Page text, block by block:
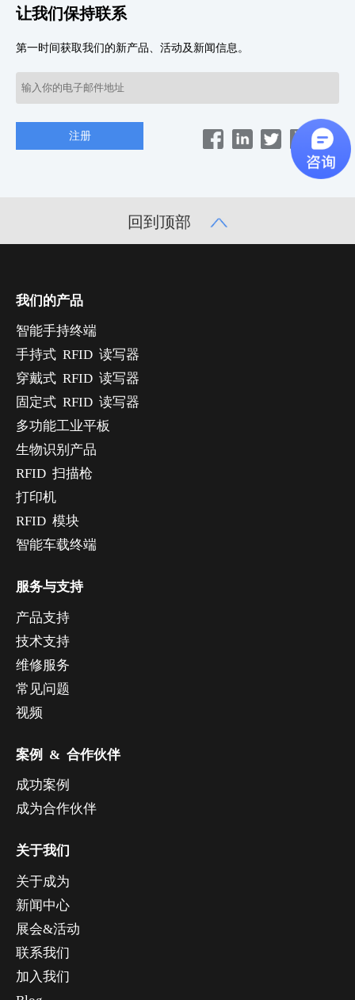
让我们保持联系
第一时间获取我们的新产品、活动及新闻信息。
回到顶部
我们的产品
智能手持终端
手持式 RFID 读写器
穿戴式 RFID 读写器
固定式 RFID 读写器
多功能工业平板
生物识别产品
RFID 扫描枪
打印机
RFID 模块
智能车载终端
服务与支持
产品支持
技术支持
维修服务
常见问题
视频
案例 & 合作伙伴
成功案例
成为合作伙伴
关于我们
关于成为
新闻中心
展会&活动
联系我们
加入我们